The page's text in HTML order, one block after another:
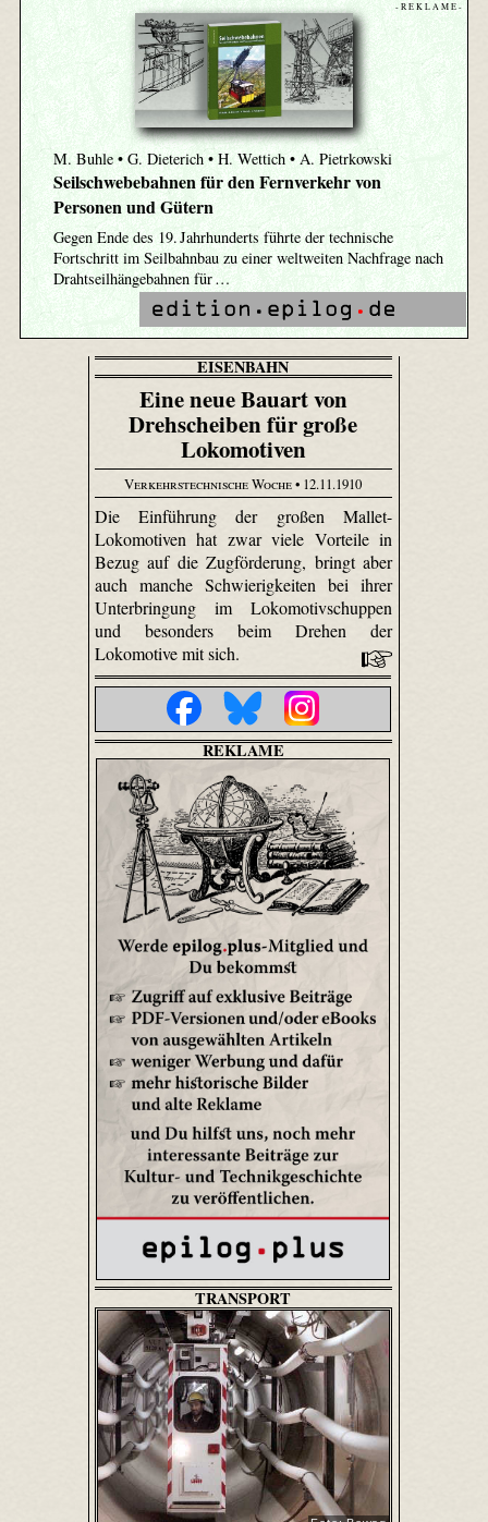
- R E K L A M E -
M. Buhle • G. Dieterich • H. Wettich • A. Pietrkowski
Seilschwebebahnen für den Fernverkehr von
Personen und Gütern
Gegen Ende des 19. Jahrhunderts führte der technische
Fortschritt im Seilbahnbau zu einer weltweiten Nachfrage nach
Drahtseilhängebahnen für …
EISENBAHN
Eine neue Bauart von
Drehscheiben für große
Lokomotiven
Verkehrstechnische Woche• 12.11.1910
Die Einführung der großen Mallet-
Lokomotiven hat zwar viele Vorteile in
Bezug auf die Zugförderung, bringt aber
auch manche Schwierigkeiten bei ihrer
Unterbringung im Lokomotivschuppen
und besonders beim Drehen der
Lokomotive mit sich.
REKLAME
TRANSPORT